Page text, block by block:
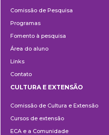
Comissão de Pesquisa
Programas
Fomento à pesquisa
Área do aluno
Links
Contato
e
Extensão
CULTURA E EXTENSÃO
Comissão de Cultura e Extensão
Cursos de extensão
ECA e a Comunidade